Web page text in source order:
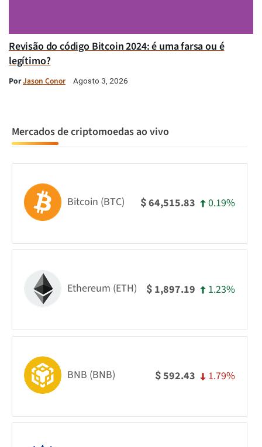
Revisão do código Bitcoin 2024: é uma farsa ou é
legítimo?
PorJason Conor Agosto 3, 2026
Mercados de criptomoedas ao vivo
Bitcoin (BTC) $64,515.83 0.19%
Ethereum (ETH) $ 1,897.19 1.23%
BNB (BNB) $592.43 1.79%